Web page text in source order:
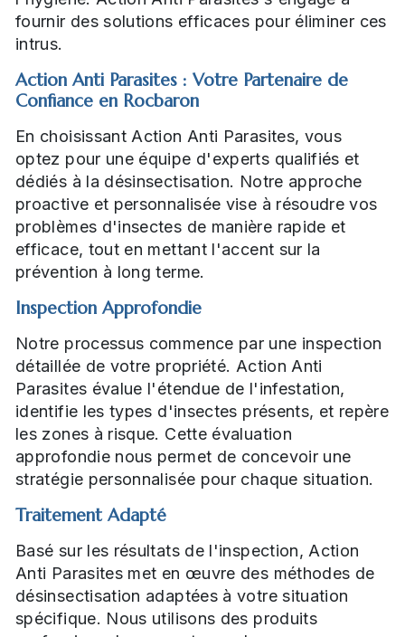
fournir des solutions efficaces pour éliminer ces
intrus.
Action Anti Parasites : Votre Partenaire de
Confiance en Rocbaron
En choisissant Action Anti Parasites, vous
optez pour une équipe d'experts qualifiés et
dédiés à la désinsectisation. Notre approche
proactive et personnalisée vise à résoudre vos
problèmes d'insectes de manière rapide et
efficace, tout en mettant l'accent sur la
prévention à long terme.
Inspection Approfondie
Notre processus commence par une inspection
détaillée de votre propriété. Action Anti
Parasites évalue l'étendue de l'infestation,
identifie les types d'insectes présents, et repère
les zones à risque. Cette évaluation
approfondie nous permet de concevoir une
stratégie personnalisée pour chaque situation.
Traitement Adapté
Basé sur les résultats de l'inspection, Action
Anti Parasites met en œuvre des méthodes de
désinsectisation adaptées à votre situation
spécifique. Nous utilisons des produits